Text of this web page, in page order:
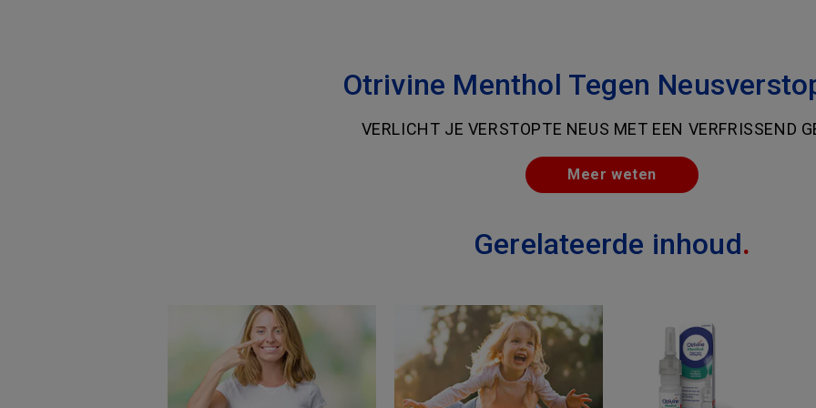
Otrivine Menthol Tegen
VERLICHT JE VERSTOPTE NEUS MET EEN VERFRISSEND
Meer weten
Gerelateerde inhoud.